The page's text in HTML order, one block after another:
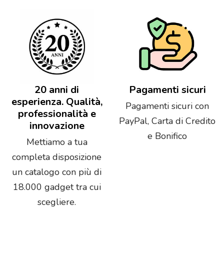
20 anni di
esperienza. Qualità,
professionalità e
innovazione
Mettiamo a tua
completa disposizione
un catalogo con più di
18.000 gadget tra cui
scegliere.
Pagamenti sicuri
Pagamenti sicuri con
PayPal, Carta di Credito
e Bonifico